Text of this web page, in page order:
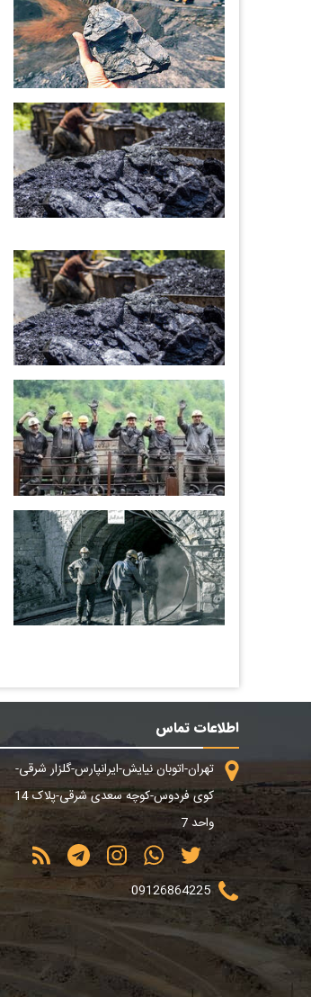
اطلاعات تماس
تهران-اتوبان نیایش-ایرانپارس-گلزار شرقی-
کوی فردوس-کوچه سعدی شرقی-پلاک 14
واحد 7
09126864225